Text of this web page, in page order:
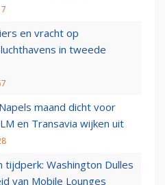
en vracht op
in tweede
maand dicht voor
en Transavia wijken uit
tijdperk: Washington Dulles
van Mobile Lounges